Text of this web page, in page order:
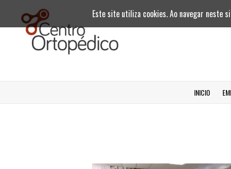
INICIO
Este site utiliza cookies. Ao navegar neste